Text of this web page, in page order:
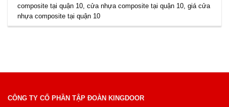
composite tại quận 10 ,cửa nhựa composite tại quận 10 ,giá cửa
nhựa composite tại quận 10
CÔNG TY CỔ PHẦN TẬP ĐOÀN KINGDOOR